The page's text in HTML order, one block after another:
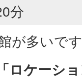
分
が多いで
ロケーシ